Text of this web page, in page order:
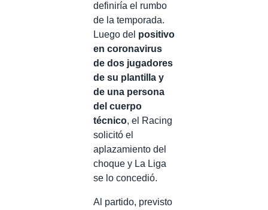
definiría el rumbo
de la temporada.
Luego del positivo
en coronavirus
de dos jugadores
de su plantilla y
de una persona
del cuerpo
técnico, el Racing
solicitó el
aplazamiento del
choque y La Liga
se lo concedió.
Al partido, previsto